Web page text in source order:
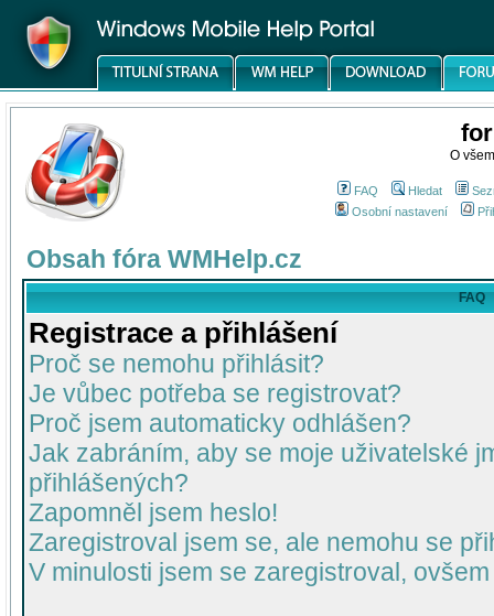
O
FAQ Hledat
Osobní nastavení
Obsah fóra WMHelp.cz
FAQ
Registrace a přihlášení
Proč se nemohu přihlásit?
Je vůbec potřeba se registrovat?
Proč jsem automaticky odhlášen?
Jak zabráním, aby se moje uživatelské
přihlášených?
Zapomněl jsem heslo!
Zaregistroval jsem se, ale nemohu se
V minulosti jsem se zaregistroval,